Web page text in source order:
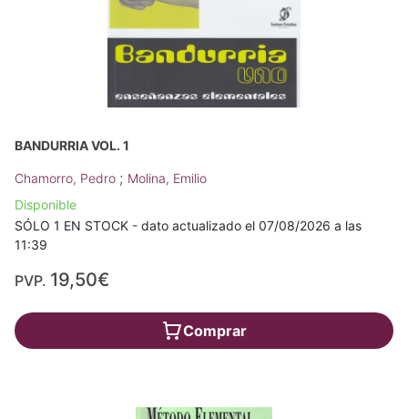
BANDURRIA VOL. 1
Chamorro, Pedro ; Molina, Emilio
Disponible
SÓLO 1 EN STOCK - dato actualizado el 07/08/2026 a las
11:39
PVP. 19,50€
Comprar